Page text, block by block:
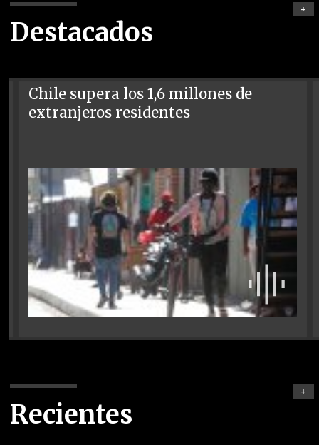
Destacados
+
Chile supera los 1,6 millones de
extranjeros residentes
Recientes
+